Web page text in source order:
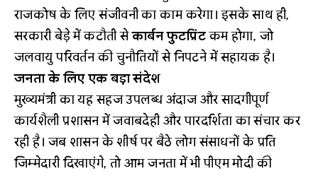
राजकोष के लिए संजीवनी का काम करेगा। इसके साथ ही,
सरकारी बेड़े में कटौती सेकार्बन फुटप्रिंटकम होगा, जो
जलवायु परिवर्तन की चुनौतियों से निपटने में सहायक है।
जनता के लिए एक बड़ा संदेश
मुख्यमंत्री का यह सहज उपलब्ध अंदाज और सादगीपूर्ण
कार्यशैली प्रशासन में जवाबदेही और पारदर्शिता का संचार कर
रही है। जब शासन के शीर्ष पर बैठे लोग संसाधनों के प्रति
जिम्मेदारी दिखाएंगे, तो आम जनता में भी पीएम मोदी की